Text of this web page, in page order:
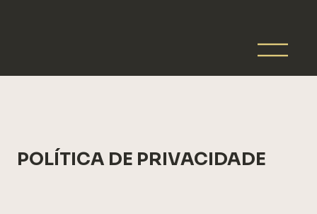
POLÍTICA DE PRIVACIDADE